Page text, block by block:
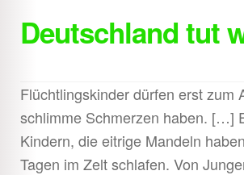
Howtos
Downloads
Shop
Deutschland tut
Flüchtlingskinder dürfen erst zum
schlimme Schmerzen haben. […]
Kindern, die eitrige Mandeln
Tagen im Zelt schlafen. Von